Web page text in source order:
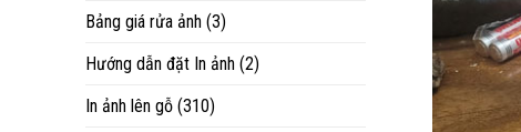
Bảng giá rửa ảnh (3)
Hướng dẫn đặt In ảnh (2)
In ảnh lên gỗ (310)